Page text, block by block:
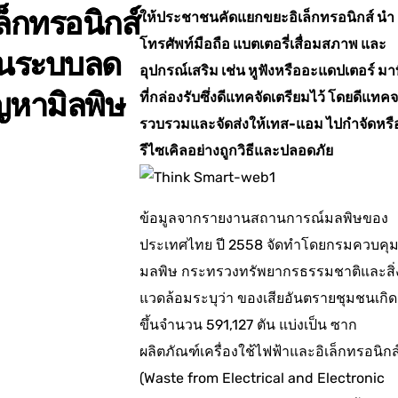
กทรอนิกส์
ระบบลด
ามิลพิษ
ให้ประชาชนคัดแยกขยะอิเล็กทรอนิกส์ นำ
โทรศัพท์มือถือ แบตเตอรี่เสื่อมสภาพ และ
อุปกรณ์เสริม เช่น หูฟังหรืออะแดปเตอร์ ม
ที่กล่องรับซึ่งดีแทคจัดเตรียมไว้ โดยดีแทค
รวบรวมและจัดส่งให้เทส-แอม ไปกำจัดหรื
รีไซเคิลอย่างถูกวิธีและปลอดภัย
ข้อมูลจากรายงานสถานการณ์มลพิษของ
ประเทศไทย ปี 2558 จัดทำโดยกรมควบคุม
มลพิษ กระทรวงทรัพยากรธรรมชาติและสิ่
แวดล้อมระบุว่า ของเสียอันตรายชุมชนเกิด
ขึ้นจำนวน 591,127 ตัน แบ่งเป็น ซาก
ผลิตภัณฑ์เครื่องใช้ไฟฟ้าและอิเล็กทรอนิก
(Waste from Electrical and Electronic